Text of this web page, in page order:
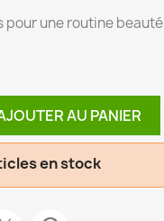
pour une routine
AU PANIER
en stock